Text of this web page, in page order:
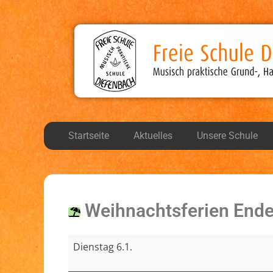
Freie Schule
Musisch, praktische Grund-, Haupt-, und
Startseite Aktuelles Unsere Schule
Weihnachtsferien
Dienstag 6.1.